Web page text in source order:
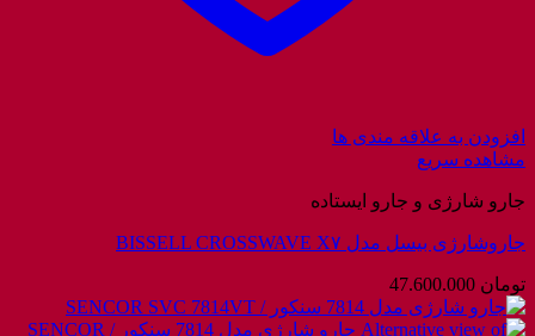
افزودن به علاقه مندی ها
مشاهده سریع
جارو شارژی و جارو ایستاده
جاروشارژی بیسل مدل BISSELL CROSSWAVE X۷
تومان